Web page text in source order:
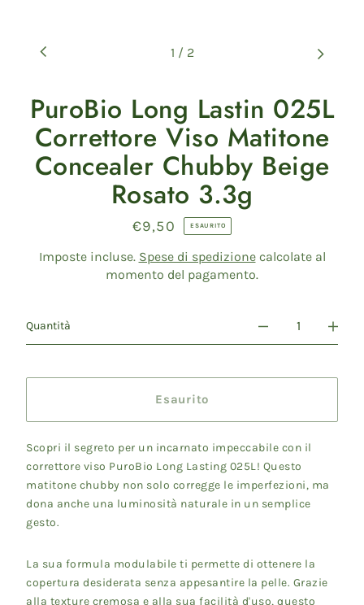
1 / 2
PuroBio Long Lastin 025L
Correttore Viso Matitone
Concealer Chubby Beige
Rosato 3.3g
Prezzo
listino
€9,50 ESAURITO
Imposte incluse. Spese di spedizionecalcolate al
momento del pagamento.
Quantità
Esaurito
Scopri il segreto per un incarnato impeccabile con il
correttore viso PuroBio Long Lasting 025L! Questo
matitone chubby non solo corregge le imperfezioni, ma
dona anche una luminosità naturale in un semplice
gesto.
La sua formula modulabile ti permette di ottenere la
copertura desiderata senza appesantire la pelle. Grazie
alla texture cremosa e alla sua facilità d'uso, questo